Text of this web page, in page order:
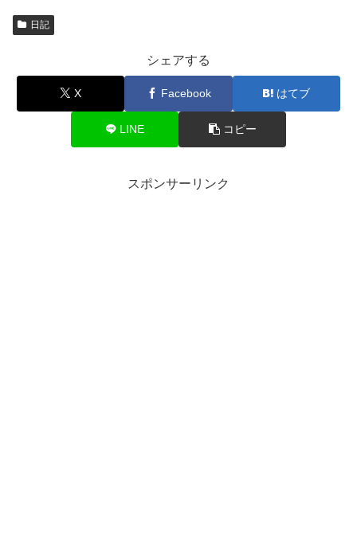
日記
シェアする
X Facebook はてブ
LINE コピー
スポンサーリンク